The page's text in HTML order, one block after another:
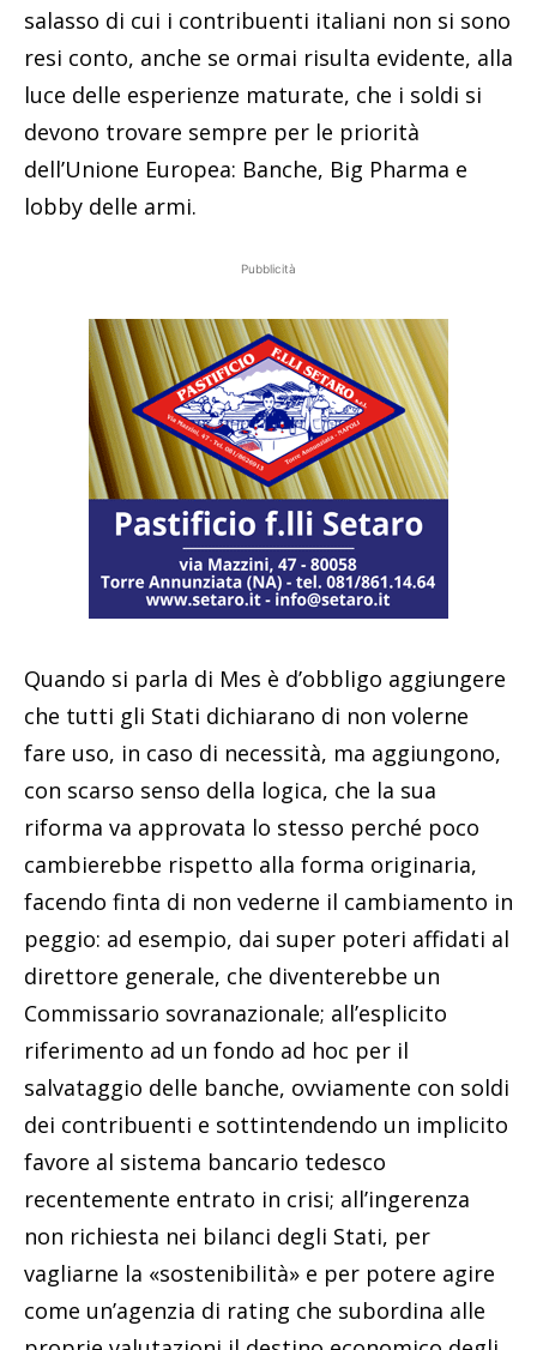
salasso di cui i contribuenti italiani non si sono
resi conto, anche se ormai risulta evidente, alla
luce delle esperienze maturate, che i soldi si
devono trovare sempre per le priorità
dell’Unione Europea: Banche, Big Pharma e
lobby delle armi.
Pubblicità
Quando si parla di Mes è d’obbligo aggiungere
che tutti gli Stati dichiarano di non volerne
fare uso, in caso di necessità, ma aggiungono,
con scarso senso della logica, che la sua
riforma va approvata lo stesso perché poco
cambierebbe rispetto alla forma originaria,
facendo finta di non vederne il cambiamento in
peggio: ad esempio, dai super poteri affidati al
direttore generale, che diventerebbe un
Commissario sovranazionale; all’esplicito
riferimento ad un fondo ad hoc per il
salvataggio delle banche, ovviamente con soldi
dei contribuenti e sottintendendo un implicito
favore al sistema bancario tedesco
recentemente entrato in crisi; all’ingerenza
non richiesta nei bilanci degli Stati, per
vagliarne la «sostenibilità» e per potere agire
come un’agenzia di rating che subordina alle